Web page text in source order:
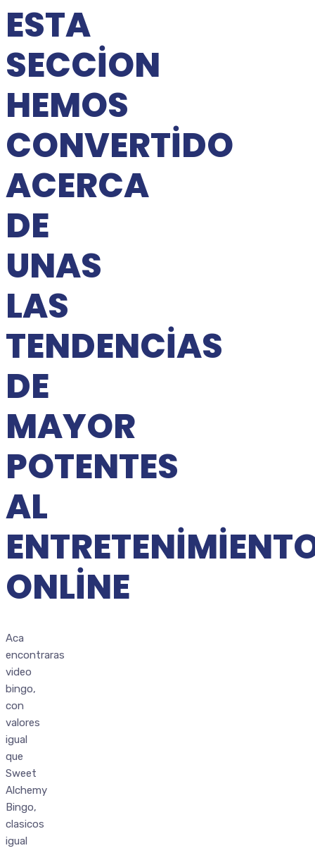
ESTA
SECCION
HEMOS
CONVERTIDO
ACERCA
DE
UNAS
LAS
TENDENCIAS
DE
MAYOR
POTENTES
AL
ONLINE
Aca
encontraras
video
bingo,
con
valores
igual
que
Sweet
Alchemy
Bingo,
clasicos
igual